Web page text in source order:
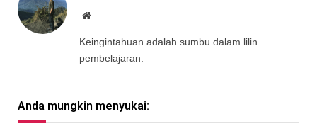
Website
Keingintahuan adalah sumbu dalam lilin
pembelajaran.
Anda mungkin menyukai: